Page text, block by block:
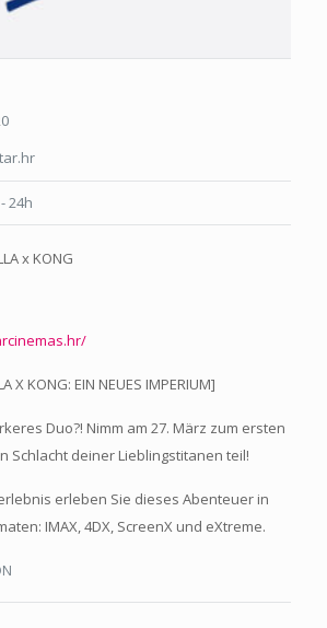
24h
x KONG
X KONG: EIN NEUES IMPERIUM]
Duo?! Nimm am 27. März zum ersten
Schlacht deiner Lieblingstitanen teil!
erleben Sie dieses Abenteuer in
IMAX, 4DX, ScreenX und eXtreme.